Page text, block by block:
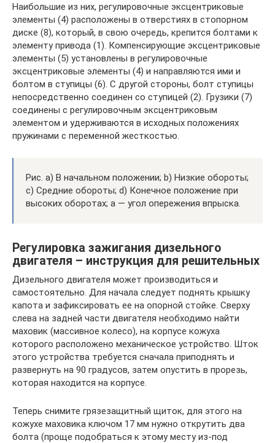
Наибольшие из них, регулировочные эксцентриковые
элементы (4) расположены в отверстиях в стопорном
диске (8), который, в свою очередь, крепится болтами к
элементу привода (1). Компенсирующие эксцентриковые
элементы (5) установлены в регулировочные
эксцентриковые элементы (4) и направляются ими и
болтом в ступицы (6). С другой стороны, болт ступицы
непосредственно соединен со ступицей (2). Грузики (7)
соединены с регулировочным эксцентриковым
элементом и удерживаются в исходных положениях
пружинами с переменной жесткостью.
Рис. а) В начальном положении; b) Низкие обороты;
с) Средние обороты; d) Конечное положение при
высоких оборотах; а — угол опережения впрыска.
Регулировка зажигания дизельного
двигателя – инструкция для решительных
Дизельного двигателя может производиться и
самостоятельно. Для начала следует поднять крышку
капота и зафиксировать ее на опорной стойке. Сверху
слева на задней части двигателя необходимо найти
маховик (массивное колесо), на корпусе кожуха
которого расположено механическое устройство. Шток
этого устройства требуется сначала приподнять и
развернуть на 90 градусов, затем опустить в прорезь,
которая находится на корпусе.
Теперь снимите грязезащитный щиток, для этого на
кожухе маховика ключом 17 мм нужно открутить два
болта (проще подобраться к этому месту из-под